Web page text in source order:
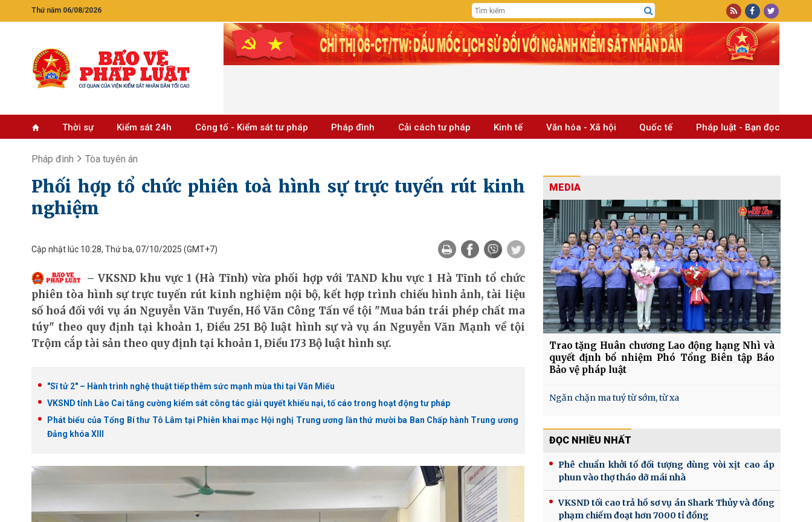
Thứ năm 06/08/2026
Thời sự Kiểm sát 24h Công tố - Kiểm sát tư pháp Pháp đình Cải cách tư pháp Kinh tế Văn hóa - Xã hội Quốc tế Pháp luật - Bạn đọc
Pháp đình Tòa tuyên án
Phối hợp tổ chức phiên toà hình sự ​trực tuyến rút kinh
nghiệm
Cập nhật lúc 10:28, Thứ ba, 07/10/2025 (GMT+7)
VKSND khu vực 1 (Hà Tĩnh) vừa phối hợp với TAND khu vực 1 Hà Tĩnh tổ chức
phiên tòa hình sự trực tuyến rút kinh nghiệm nội bộ, kết hợp trình chiếu hình ảnh, tài liệu
số hoá đối với vụ án Nguyễn Văn Tuyền, Hồ Văn Công Tấn về tội "Mua bán trái phép chất ma
túy" theo quy định tại khoản 1, Điều 251 Bộ luật hình sự và vụ án Nguyễn Văn Mạnh về tội
Trộm cắp tài sản theo quy định tại khoản 1, Điều 173 Bộ luật hình sự.
"Sĩ tử 2" – Hành trình nghệ thuật tiếp thêm sức mạnh mùa thi tại Văn Miếu
VKSND tỉnh Lào Cai tăng cường kiểm sát công tác giải quyết khiếu nại, tố cáo trong hoạt động tư pháp
Phát biểu của Tổng Bí thư Tô Lâm tại Phiên khai mạc Hội nghị Trung ương lần thứ mười ba Ban Chấp hành Trung ương
Đảng khóa XIII
MEDIA
Trao tặng Huân chương Lao động hạng Nhì và
quyết định bổ nhiệm Phó Tổng Biên tập Báo
Bảo vệ pháp luật
Ngăn chặn ma tuý từ sớm, từ xa
ĐỌC NHIỀU NHẤT
Phê chuẩn khởi tố đối tượng dùng vòi xịt cao áp
phun vào thợ tháo dỡ mái nhà
VKSND tối cao trả hồ sơ vụ án Shark Thủy và đồng
phạm chiếm đoạt hơn 7000 tỉ đồng